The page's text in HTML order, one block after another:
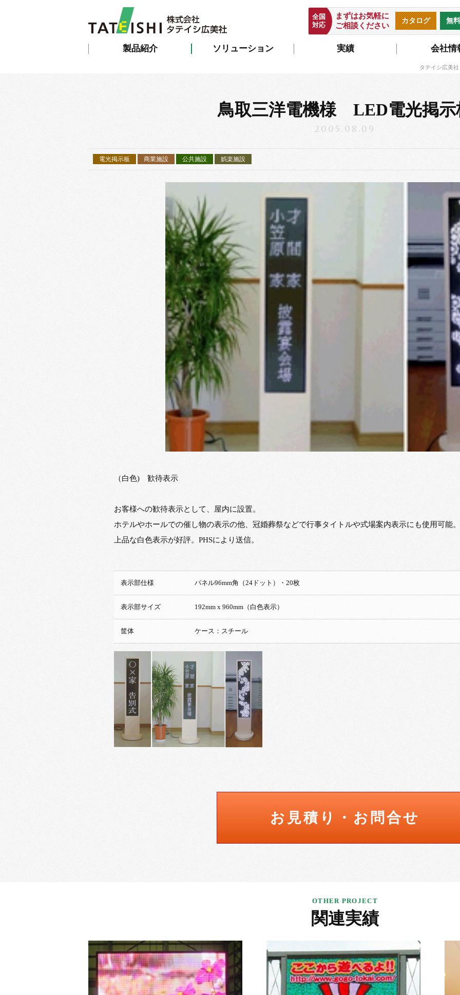
製品紹介 ソリューション 実績 会社情
無
カタログ
まずはお気軽に
ご相談ください
全国
対応
タテイシ広美
鳥取三洋電機様 LED電光掲示
2005.08.09
電光掲示板 商業施設 公共施設 娯楽施設
（白色) 歓待表示
お客様への歓待表示として、屋内に設置。
ホテルやホールでの催し物の表示の他、冠婚葬祭などで行事タイトルや式場案内表示にも使用可能。
上品な白色表示が好評。PHSにより送信。
表示部仕様 パネル96mm角（24ドット）・20枚
表示部サイズ 192mm x 960mm（白色表示）
筐体 ケース：スチール
お見積り・お問合せ
関連実績